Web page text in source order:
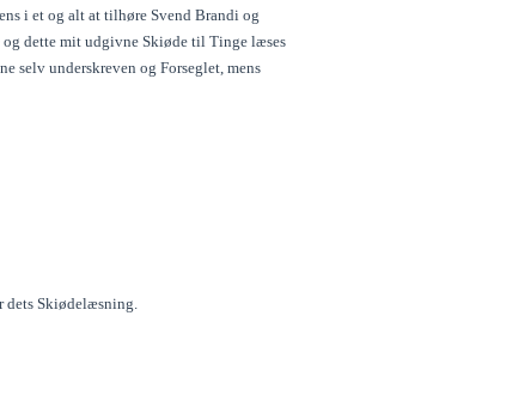
i et og alt at tilhøre Svend Brandi og
dette mit udgivne Skiøde til Tinge læses
selv underskreven og Forseglet, mens
dets Skiødelæsning.